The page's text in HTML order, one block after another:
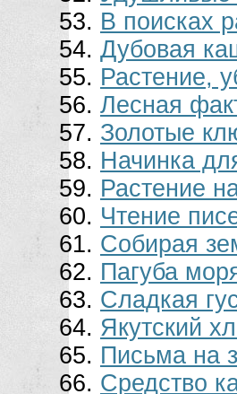
В поисках
Дубовая
Растение,
Лесная
Золотые
Начинка
Растение
Чтение
Собирая
Пагуба
Сладкая
Якутский
Письма на
Средство